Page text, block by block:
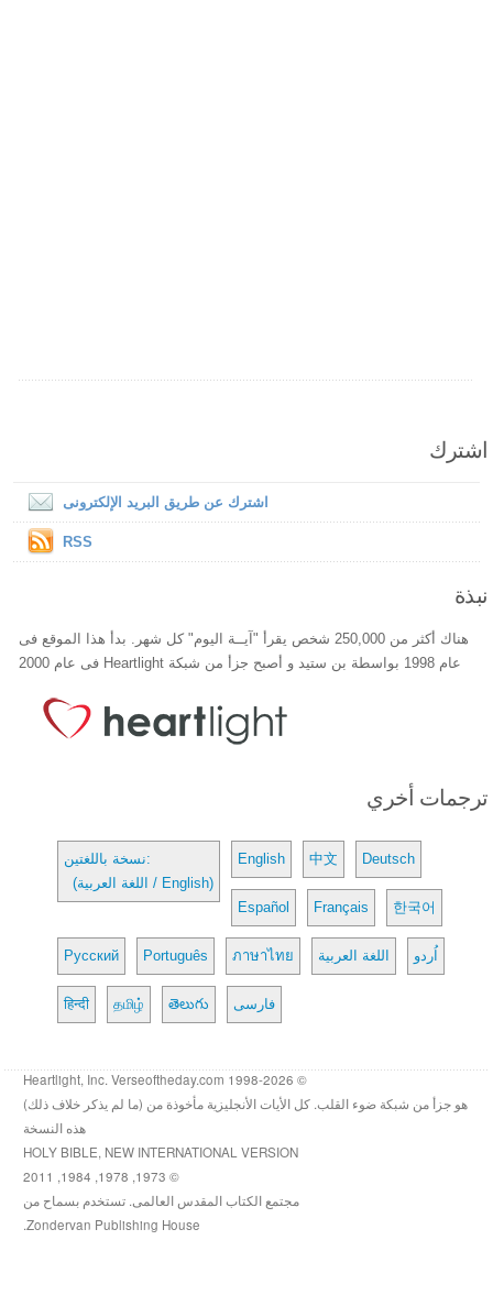
اشترك
اشترك عن طريق البريد الإلكترونى
RSS
نبذة
هناك أكثر من 250,000 شخص يقرأ "آيــة اليوم" كل شهر. بدأ هذا الموقع فى
عام 1998 بواسطة بن ستيد و أصبح جزأ من شبكة Heartlight فى عام 2000
ترجمات أخري
نسخة باللغتين:
(اللغة العربية / English)
English 中文 Deutsch
Español Français 한국어
Русский Português ภาษาไทย اللغة العربية اُردو
हिन्दी தமிழ் తెలుగు فارسی
© 1998-2026 Heartlight, Inc. Verseoftheday.com
هو جزأ من شبكة ضوء القلب. كل الأيات الأنجليزية مأخوذة من (ما لم يذكر خلاف ذلك)
هذه النسخة
HOLY BIBLE, NEW INTERNATIONAL VERSION
© 1973, 1978, 1984, 2011
مجتمع الكتاب المقدس العالمى. تستخدم بسماح من
Zondervan Publishing House.